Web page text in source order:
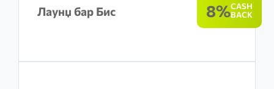
8%CASH
BACK
Лаунџ бар Бис